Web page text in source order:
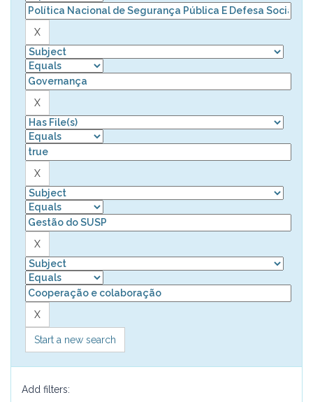
Start a new search
Add filters: